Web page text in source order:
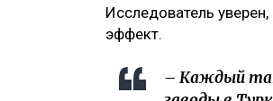
Исследователь
эффект.
– Каждый